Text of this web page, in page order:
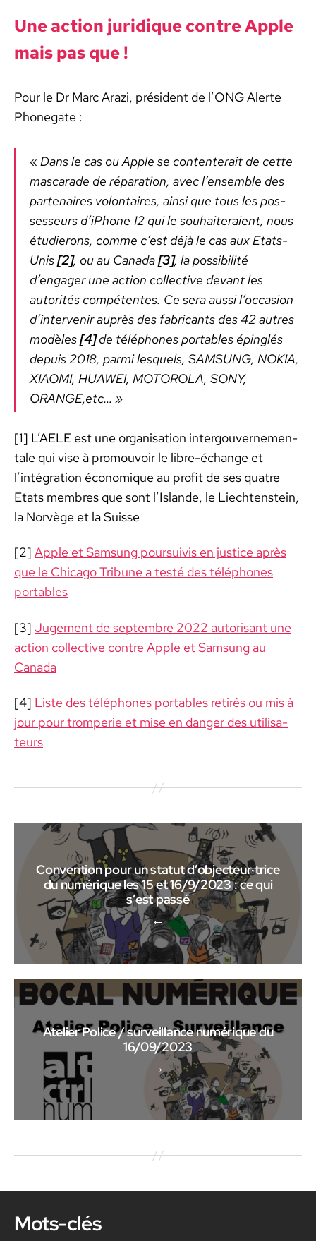
Une action juridique con­tre Apple
mais pas que !
Pour le Dr Marc Arazi, prési­dent de l’ONG Alerte
Phonegate :
« Dans le cas ou Apple se con­tenterait de cette
mas­ca­rade de répa­ra­tion, avec l’ensemble des
parte­naires volon­taires, ain­si que tous les pos­
sesseurs d’iPhone 12 qui le souhait­eraient, nous
étudierons, comme c’est déjà le cas aux Etats-
Unis[2], ou au Cana­da[3], la pos­si­bil­ité
d’engager une action col­lec­tive devant les
autorités com­pé­tentes. Ce sera aus­si l’occasion
d’intervenir auprès des fab­ri­cants des 42 autres
mod­èles[4]de télé­phones porta­bles épinglés
depuis 2018, par­mi lesquels, SAMSUNG, NOKIA,
XIAOMI, HUAWEI, MOTOROLA, SONY,
ORANGE,etc… »
[1] L’AELE est une organ­i­sa­tion inter­gou­verne­men­
tale qui vise à pro­mou­voir le libre-échange et
l’intégration économique au prof­it de ses qua­tre
Etats mem­bres que sont l’Islande, le Liecht­en­stein,
la Norvège et la Suisse
[2] Apple et Sam­sung pour­suiv­is en jus­tice après
que le Chica­go Tri­bune a testé des télé­phones
porta­bles
[3] Juge­ment de sep­tem­bre 2022 autorisant une
action col­lec­tive con­tre Apple et Sam­sung au
Cana­da
[4] Liste des télé­phones porta­bles retirés ou mis à
jour pour tromperie et mise en dan­ger des util­isa­
teurs
←
Convention pour un statut d’objecteur·trice
du numérique les 15 et 16/9/2023 : ce qui
s’est passé
→
Atelier Police / surveillance numérique du
16/09/2023
Mots-clés